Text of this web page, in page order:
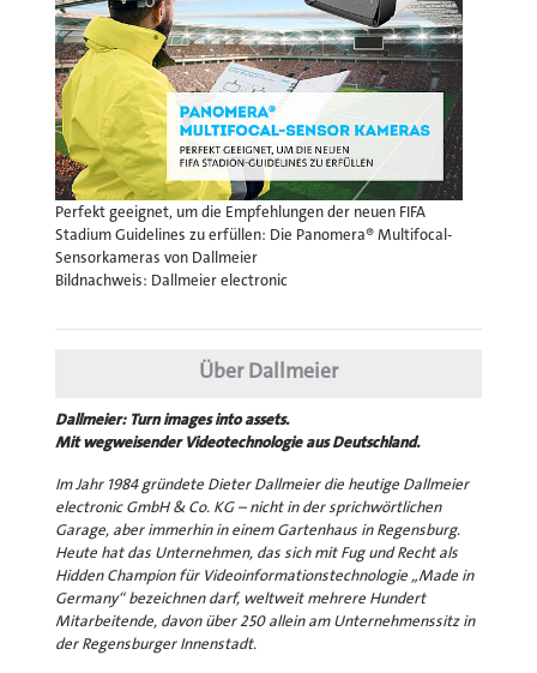
Perfekt geeignet, um die Empfehlungen der neuen FIFA
Stadium Guidelines zu erfüllen: Die Panomera® Multifocal-
Sensorkameras von Dallmeier
Bildnachweis: Dallmeier electronic
Über Dallmeier
Dallmeier: Turn images into assets.
Mit wegweisender Videotechnologie aus Deutschland.
Im Jahr 1984 gründete Dieter Dallmeier die heutige Dallmeier
electronic GmbH & Co. KG – nicht in der sprichwörtlichen
Garage, aber immerhin in einem Gartenhaus in Regensburg.
Heute hat das Unternehmen, das sich mit Fug und Recht als
Hidden Champion für Videoinformationstechnologie „Made in
Germany“ bezeichnen darf, weltweit mehrere Hundert
Mitarbeitende, davon über 250 allein am Unternehmenssitz in
der Regensburger Innenstadt.